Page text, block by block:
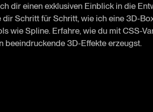
dir einen exklusiven Einblick in die
Schritt für Schritt, wie ich eine 3D-
wie Spline. Erfahre, wie du mit CSS-
beeindruckende 3D-Effekte erzeugst.